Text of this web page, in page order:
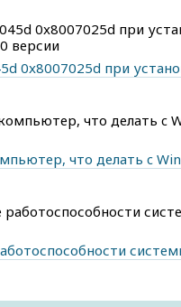
0x8007025d при
что делать c